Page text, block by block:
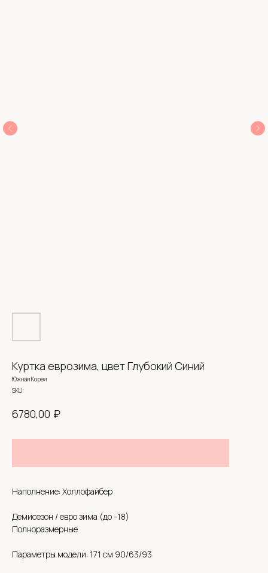
Куртка еврозима, цвет Глубокий Синий
Южная Корея
SKU:
6780,00 ₽
Наполнение: Холлофайбер
Демисезон / евро зима (до -18)
Полноразмерные
Параметры модели: 171 см 90/63/93
СИСТЕМА ЛОЯЛЬНОСТИ
BABYHOODSHOP